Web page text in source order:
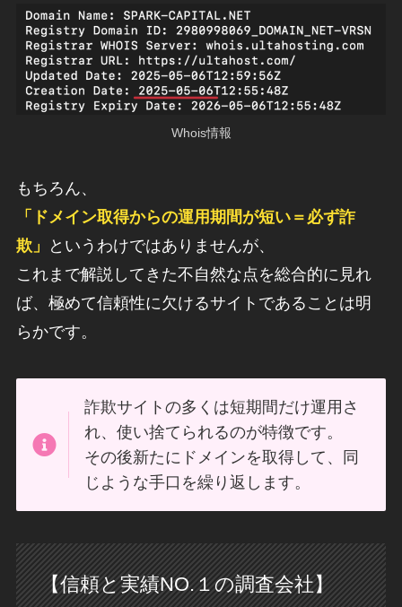
Whois情報
もちろん、
「ドメイン取得からの運用期間が短い＝必ず詐
欺」
というわけではありませんが、
これまで解説してきた不自然な点を総合的に見れ
ば、極めて信頼性に欠けるサイトであることは明
らかです。
詐欺サイトの多くは短期間だけ運用さ
れ、使い捨てられるのが特徴です。
その後新たにドメインを取得して、同
じような手口を繰り返します。
【信頼と実績NO.１の調査会社】